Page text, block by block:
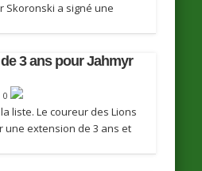
Skoronski a signé une
3 ans pour Jahmyr
0
liste. Le coureur des Lions
une extension de 3 ans et